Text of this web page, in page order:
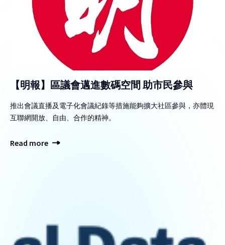
【明報】區議會邁進數碼空間 助市民參與
推出會議直播及電子化會議紀錄等措施能夠擴大社區參與，亦體現
互聯網開放、自由、合作的精神。
Read more